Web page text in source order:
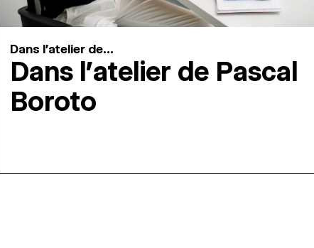
Dans l'atelier de...
Dans l’atelier de Pascal
Boroto